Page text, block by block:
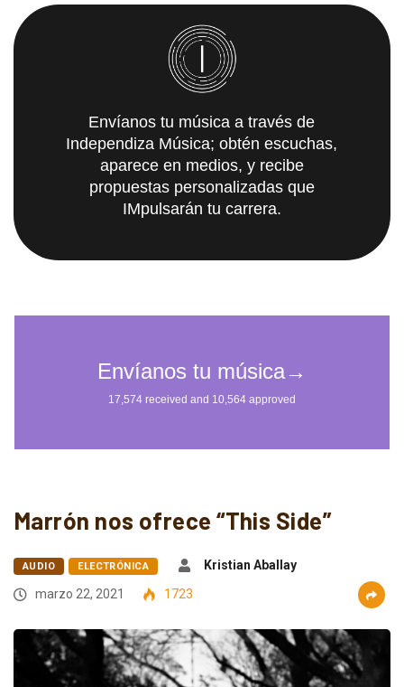
Envíanos tu música a través de
Independiza Música; obtén escuchas,
aparece en medios, y recibe
propuestas personalizadas que
IMpulsarán tu carrera.
Marrón nos ofrece “This Side”
AUDIO ELECTRÓNICA
Kristian Aballay
marzo 22, 2021
1723